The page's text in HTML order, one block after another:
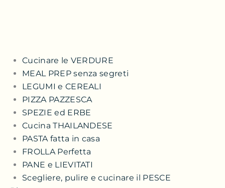
Cucinare le VERDURE
MEAL PREP senza segreti
LEGUMI e CEREALI
PIZZA PAZZESCA
SPEZIE ed ERBE
Cucina THAILANDESE
PASTA fatta in casa
FROLLA Perfetta
PANE e LIEVITATI
Scegliere, pulire e cucinare il PESCE